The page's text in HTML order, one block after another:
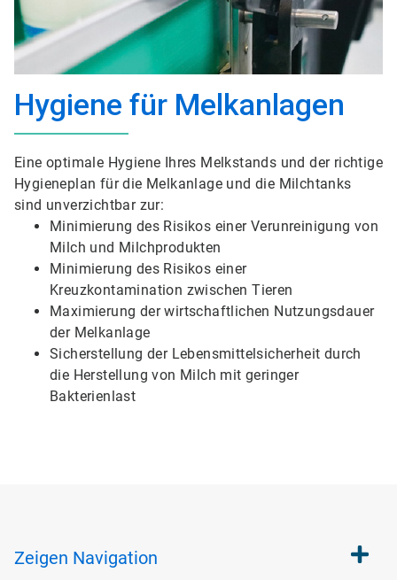
Hygiene für Melkanlagen
Eine optimale Hygiene Ihres Melkstands und der richtige
Hygieneplan für die Melkanlage und die Milchtanks
sind unverzichtbar zur:
Minimierung des Risikos einer Verunreinigung von
Milch und Milchprodukten
Minimierung des Risikos einer
Kreuzkontamination zwischen Tieren
Maximierung der wirtschaftlichen Nutzungsdauer
der Melkanlage
Sicherstellung der Lebensmittelsicherheit durch
die Herstellung von Milch mit geringer
Bakterienlast
Zeigen Navigation